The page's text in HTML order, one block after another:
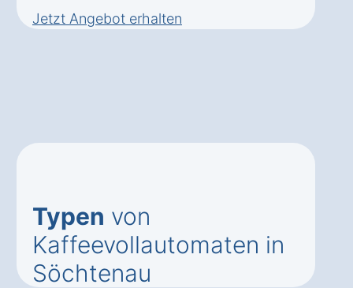
Jetzt Angebot erhalten
Typen von
Kaffeevollautomaten in
Söchtenau